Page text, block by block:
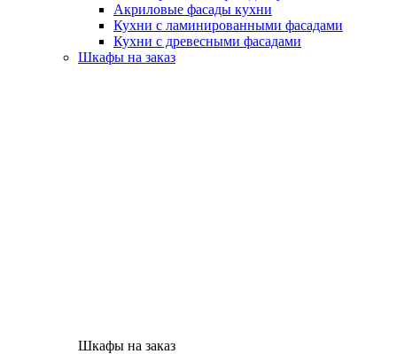
Акриловые фасады кухни
Кухни с ламинированными фасадами
Кухни с древесными фасадами
Шкафы на заказ
Шкафы на заказ